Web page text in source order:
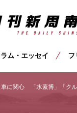
ム・エッセイ フ
車に関心 「水素博」「ク